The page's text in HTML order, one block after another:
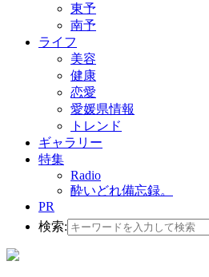
東予
南予
ライフ
美容
健康
恋愛
愛媛県情報
トレンド
ギャラリー
特集
Radio
酔いどれ備忘録。
PR
検索: